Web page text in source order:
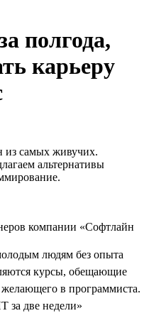
полгода,
карьеру
самых живучих.
альтернативы
компании «Софтлайн
людям без опыта
курсы, обещающие
желающего в программиста.
за две недели»